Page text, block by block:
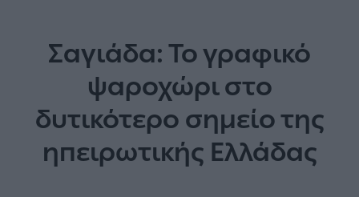
Σαγιάδα: Το γραφικό
ψαροχώρι στο
δυτικότερο σημείο της
ηπειρωτικής Ελλάδας